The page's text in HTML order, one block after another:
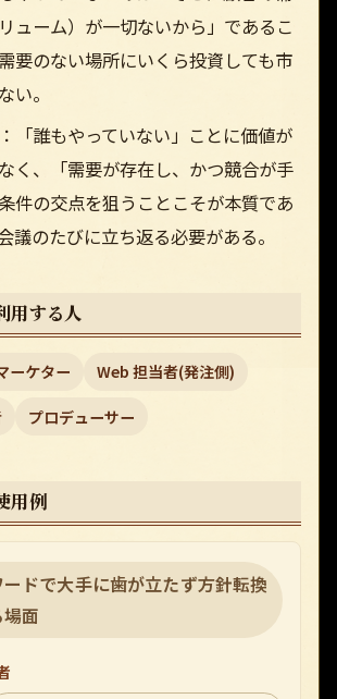
ューム）が一切ないから」であるこ
要のない場所にいくら投資しても市
い。
「誰もやっていない」ことに価値が
く、「需要が存在し、かつ競合が手
件の交点を狙うことこそが本質であ
議のたびに立ち返る必要がある。
用する人
ーケター Web 担当者(発注側)
プロデューサー
用例
ドで大手に歯が立たず方針転換
面